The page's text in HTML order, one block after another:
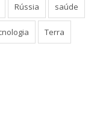
Rússia saúde
Terra